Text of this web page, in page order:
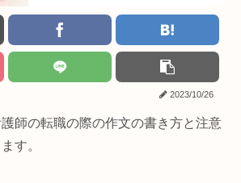
2023/10/26
師の転職の際の作文の書き方と注意
す。